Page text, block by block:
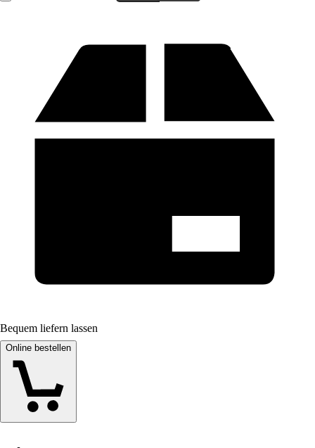
Bequem liefern lassen
Online bestellen